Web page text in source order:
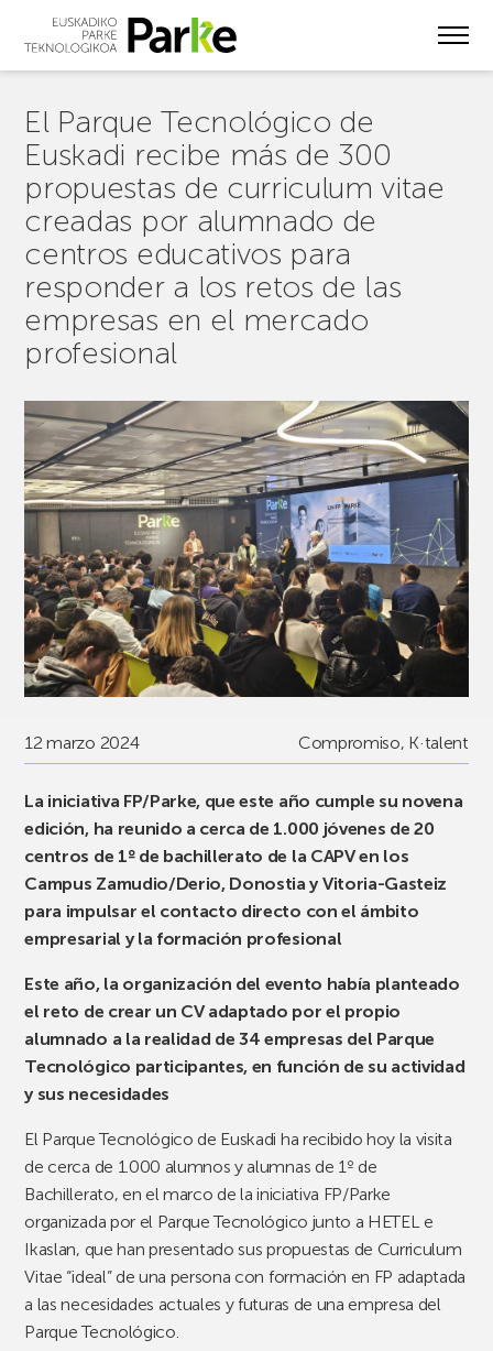
El Parque Tecnológico de
Euskadi recibe más de 300
propuestas de curriculum vitae
creadas por alumnado de
centros educativos para
responder a los retos de las
empresas en el mercado
profesional
12 marzo 2024 Compromiso, K·talent
La iniciativa FP/Parke, que este año cumple su novena
edición, ha reunido a cerca de 1.000 jóvenes de 20
centros de 1º de bachillerato de la CAPV en los
Campus Zamudio/Derio, Donostia y Vitoria-Gasteiz
para impulsar el contacto directo con el ámbito
empresarial y la formación profesional
Este año, la organización del evento había planteado
el reto de crear un CV adaptado por el propio
alumnado a la realidad de 34 empresas del Parque
Tecnológico participantes, en función de su actividad
y sus necesidades
El Parque Tecnológico de Euskadi ha recibido hoy la visita
de cerca de 1.000 alumnos y alumnas de 1º de
Bachillerato, en el marco de la iniciativa FP/Parke
organizada por el Parque Tecnológico junto a HETEL e
Ikaslan, que han presentado sus propuestas de Curriculum
Vitae “ideal” de una persona con formación en FP adaptada
a las necesidades actuales y futuras de una empresa del
Parque Tecnológico.